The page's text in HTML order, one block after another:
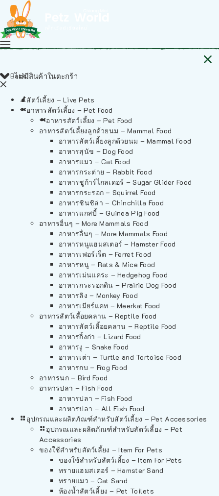
ไม่มีสินค้าในตะกร้า
Back
สัตว์เลี้ยง – Live Pets
อาหารสัตว์เลี้ยง – Pet Food
อาหารสัตว์เลี้ยง – Pet Food
อาหารสัตว์เลี้ยงลูกด้วยนม – Mammal Food
อาหารสัตว์เลี้ยงลูกด้วยนม – Mammal Food
อาหารสุนัข – Dog Food
อาหารแมว – Cat Food
อาหารกระต่าย – Rabbit Food
อาหารชูก้าร์ไกลเดอร์ – Sugar Glider Food
อาหารกระรอก – Squirrel Food
อาหารชินชิล่า – Chinchilla Food
อาหารแกสบี้ – Guinea Pig Food
อาหารอื่นๆ – More Mammals Food
อาหารอื่นๆ – More Mammals Food
อาหารหนูแฮมสเตอร์ – Hamster Food
อาหารเฟอร์เร็ต – Ferret Food
อาหารหนู – Rats & Mice Food
อาหารเม่นแคระ – Hedgehog Food
อาหารกระรอกดิน – Prairie Dog Food
อาหารลิง – Monkey Food
อาหารเมียร์แคท – Meerkat Food
อาหารสัตว์เลี้อยคลาน – Reptile Food
อาหารสัตว์เลี้อยคลาน – Reptile Food
อาหารกิ้งก่า – Lizard Food
อาหารงู – Snake Food
อาหารเต่า – Turtle and Tortoise Food
อาหารกบ – Frog Food
อาหารนก – Bird Food
อาหารปลา – Fish Food
อาหารปลา – Fish Food
อาหารปลา – All Fish Food
อุปกรณและผลิตภัณฑ์สำหรับสัตว์เลี้ยง – Pet Accessories
อุปกรณและผลิตภัณฑ์สำหรับสัตว์เลี้ยง – Pet
Accessories
ของใช้สำหรับสัตว์เลี้ยง – Item For Pets
ของใช้สำหรับสัตว์เลี้ยง – Item For Pets
ทรายแฮมสเตอร์ – Hamster Sand
ทรายแมว – Cat Sand
ห้องน้ำสัตว์เลี้ยง – Pet Toilets